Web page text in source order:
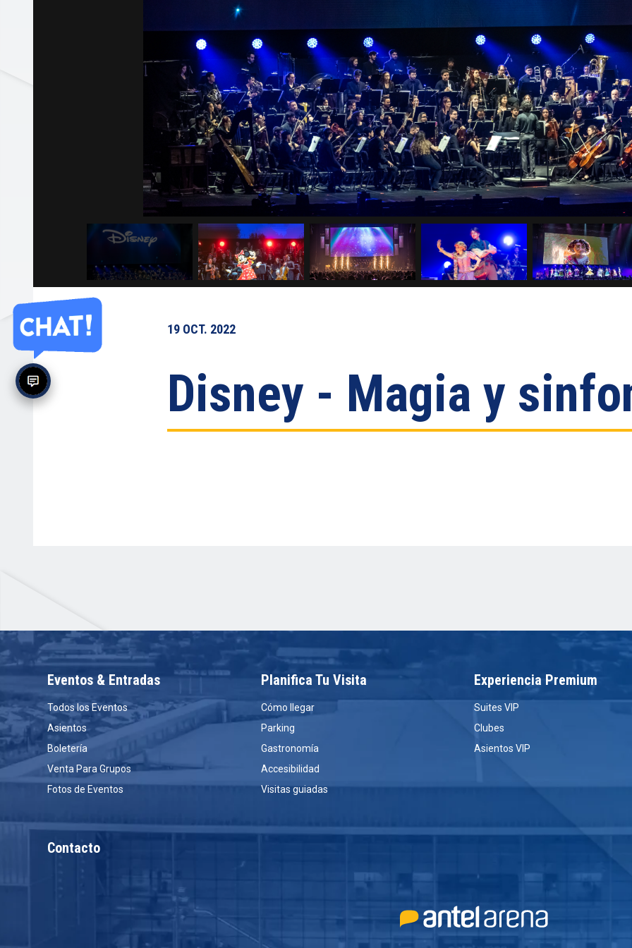
19 OCT. 2022
Disney - Magia y
Eventos & Entradas
Todos los Eventos
Asientos
Boletería
Venta Para Grupos
Fotos de Eventos
Planifica Tu Visita
Cómo llegar
Parking
Gastronomía
Accesibilidad
Visitas guiadas
Experiencia Premium
Suites VIP
Clubes
Asientos VIP
Contacto